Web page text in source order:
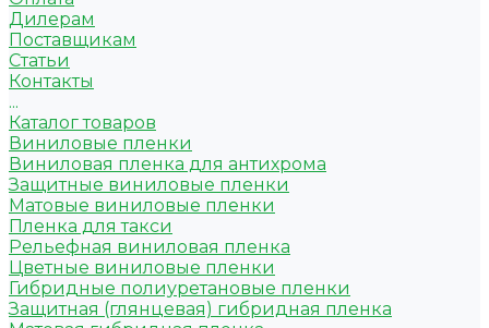
Дилерам
Поставщикам
Статьи
Контакты
...
Каталог товаров
Виниловые пленки
Виниловая пленка для антихрома
Защитные виниловые пленки
Матовые виниловые пленки
Пленка для такси
Рельефная виниловая пленка
Цветные виниловые пленки
Гибридные полиуретановые пленки
Защитная (глянцевая) гибридная пленка